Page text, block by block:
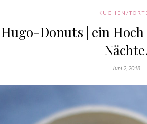
KUCHEN/
Donuts | ein
Nächte.
Juni 2, 2018